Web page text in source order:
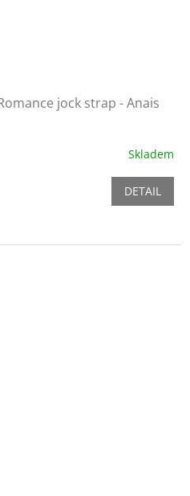
jock strap - Anais
Skladem
DETAIL